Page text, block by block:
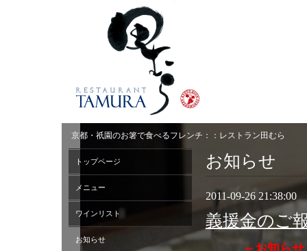
京都・祇園のお箸で食べるフレンチ：：レストラン田むら
お知らせ
2011-09-26 21:38:00
義援金のご
～お知らせ
トップページ
メニュー
ワインリスト
お知らせ